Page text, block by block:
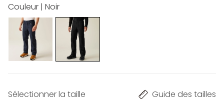
Couleur | Noir
Sélectionner la taille Guide des tailles